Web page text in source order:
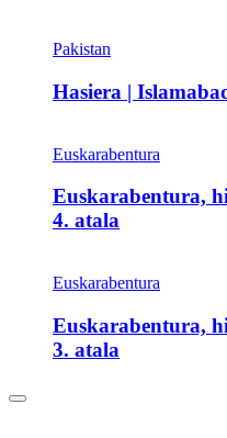
Pakistan
Hasiera |
Euskarabentura
Euskarabentura,
4. atala
Euskarabentura
Euskarabentura,
3. atala